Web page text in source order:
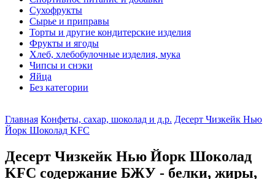
Сухофрукты
Сырье и приправы
Торты и другие кондитерские изделия
Фрукты и ягоды
Хлеб, хлебобулочные изделия, мука
Чипсы и снэки
Яйца
Без категории
Главная Конфеты, сахар, шоколад и д.р. Десерт Чизкейк Нью
Йорк Шоколад KFC
Десерт Чизкейк Нью Йорк Шоколад
KFC содержание БЖУ - белки, жиры,